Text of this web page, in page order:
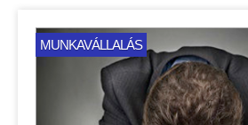
MUNKAVÁLLALÁS